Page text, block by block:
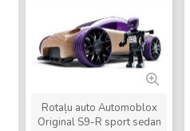
Rotaļu auto Automoblox
Original S9-R sport sedan